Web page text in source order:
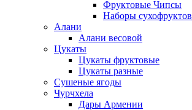
Фруктовые Чипсы
Наборы сухофруктов
Алани
Алани весовой
Цукаты
Цукаты фруктовые
Цукаты разные
Сушеные ягоды
Чурчхела
Дары Армении